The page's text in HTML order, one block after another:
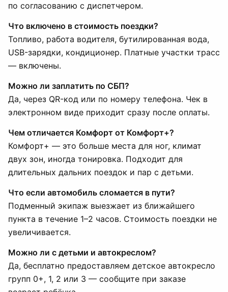
по согласованию с диспетчером.
Что включено в стоимость поездки?
Топливо, работа водителя, бутилированная вода,
USB-зарядки, кондиционер. Платные участки трасс
— включены.
Можно ли заплатить по СБП?
Да, через QR-код или по номеру телефона. Чек в
электронном виде приходит сразу после оплаты.
Чем отличается Комфорт от Комфорт+?
Комфорт+ — это больше места для ног, климат
двух зон, иногда тонировка. Подходит для
длительных дальних поездок и пар с детьми.
Что если автомобиль сломается в пути?
Подменный экипаж выезжает из ближайшего
пункта в течение 1–2 часов. Стоимость поездки не
увеличивается.
Можно ли с детьми и автокреслом?
Да, бесплатно предоставляем детское автокресло
групп 0+, 1, 2 или 3 — сообщите при заказе